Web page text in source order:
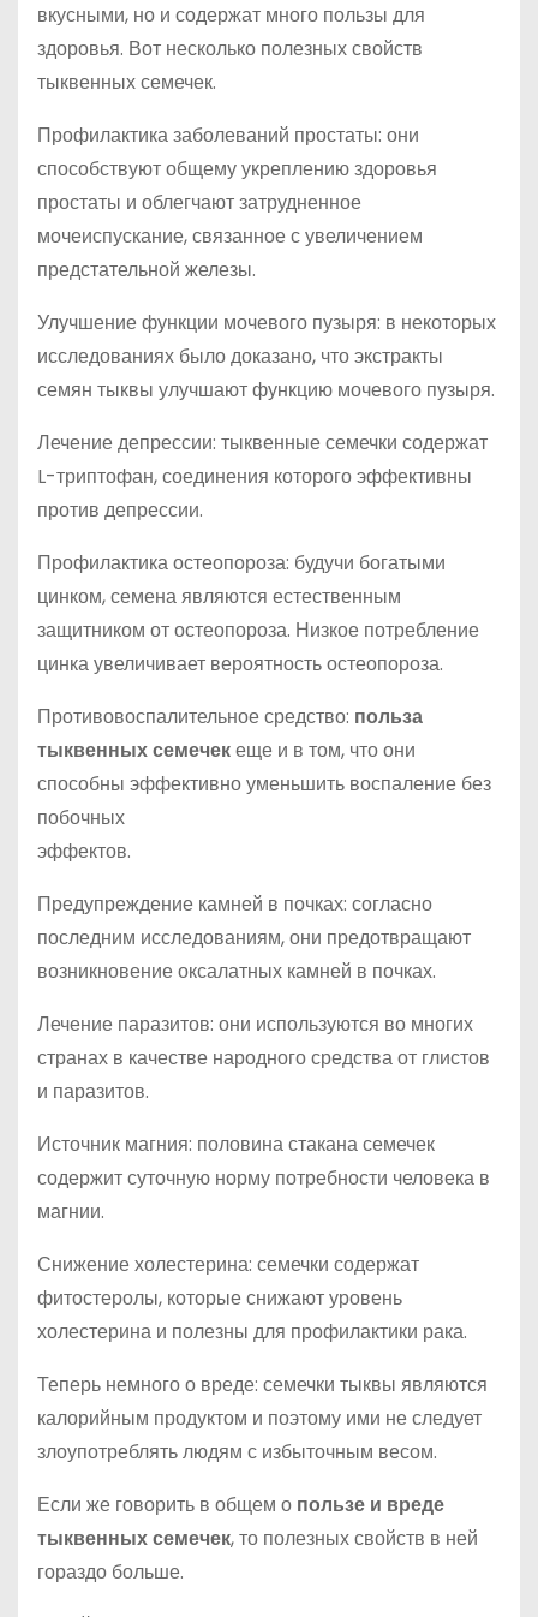
вкусными, но и содержат много пользы для
здоровья. Вот несколько полезных свойств
тыквенных семечек.
Профилактика заболеваний простаты: они
способствуют общему укреплению здоровья
простаты и облегчают затрудненное
мочеиспускание, связанное с увеличением
предстательной железы.
Улучшение функции мочевого пузыря: в некоторых
исследованиях было доказано, что экстракты
семян тыквы улучшают функцию мочевого пузыря.
Лечение депрессии: тыквенные семечки содержат
L-триптофан, соединения которого эффективны
против депрессии.
Профилактика остеопороза: будучи богатыми
цинком, семена являются естественным
защитником от остеопороза. Низкое потребление
цинка увеличивает вероятность остеопороза.
Противовоспалительное средство: польза
тыквенных семечекеще и в том, что они
способны эффективно уменьшить воспаление без
побочных
эффектов.
Предупреждение камней в почках: согласно
последним исследованиям, они предотвращают
возникновение оксалатных камней в почках.
Лечение паразитов: они используются во многих
странах в качестве народного средства от глистов
и паразитов.
Источник магния: половина стакана семечек
содержит суточную норму потребности человека в
магнии.
Снижение холестерина: семечки содержат
фитостеролы, которые снижают уровень
холестерина и полезны для профилактики рака.
Теперь немного о вреде: семечки тыквы являются
калорийным продуктом и поэтому ими не следует
злоупотреблять людям с избыточным весом.
Если же говорить в общем о пользе и вреде
тыквенных семечек, то полезных свойств в ней
гораздо больше.